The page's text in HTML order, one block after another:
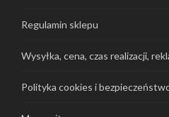
Regulamin sklepu
Wysyłka, cena, czas realizacji,
Polityka cookies i